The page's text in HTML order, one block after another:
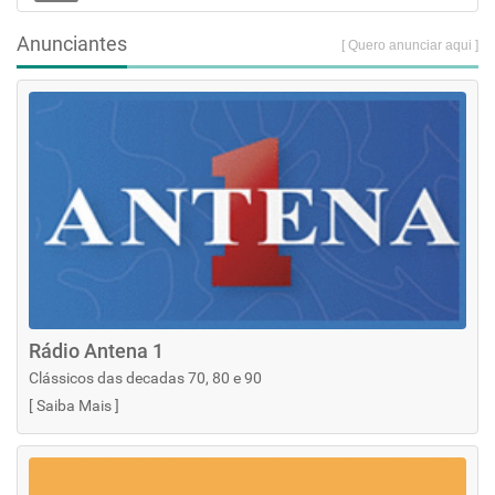
Anunciantes [ Quero anunciar aqui ]
Rádio Antena 1
Clássicos das decadas 70, 80 e 90
[Saiba Mais]